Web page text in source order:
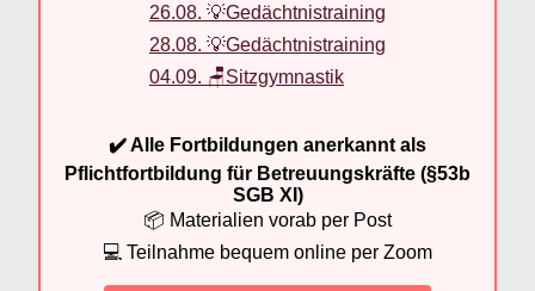
26.08. 💡Gedächtnistraining
28.08. 💡Gedächtnistraining
04.09. 🪑Sitzgymnastik
✔️ Alle Fortbildungen anerkannt als
Pflichtfortbildung für Betreuungskräfte (§53b
SGB XI)
📦 Materialien vorab per Post
💻 Teilnahme bequem online per Zoom